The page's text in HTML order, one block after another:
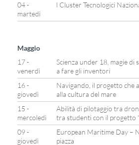
04 -
martedì
I Cluster Tecnologici
Maggio
17 -
venerdì
Scienza under 18, magie di
a fare gli inventori
16 -
giovedì
Navigando, il progetto che
alla cultura del mare
15 -
mercoledì
Abilità di pilotaggio tra
tra studenti con il progetto
09 -
giovedì
European Maritime Day –
piazza